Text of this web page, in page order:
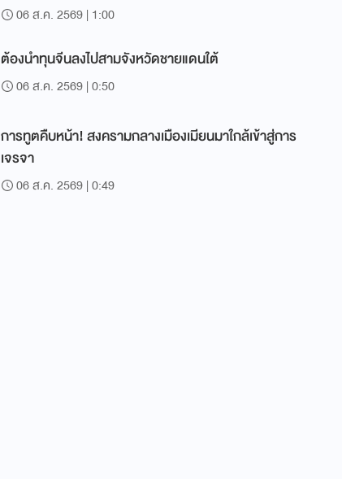
06 ส.ค. 2569 | 1:00
ต้องนำทุนจีนลงไปสามจังหวัดชายแดนใต้
06 ส.ค. 2569 | 0:50
การทูตคืบหน้า! สงครามกลางเมืองเมียนมาใกล้เข้าสู่การ
เจรจา
06 ส.ค. 2569 | 0:49